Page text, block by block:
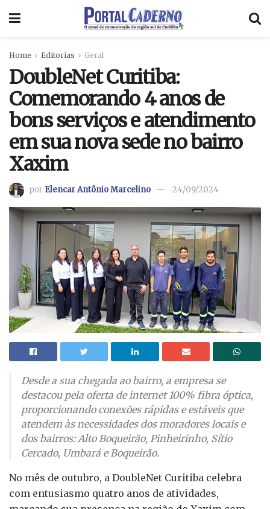
Home Editorias Geral
DoubleNet Curitiba:
Comemorando 4 anos de
bons serviços e atendimento
em sua nova sede no bairro
Xaxim
por Elencar Antônio Marcelino 24/09/2024
Desde a sua chegada ao bairro, a empresa se
destacou pela oferta de internet 100% fibra óptica,
proporcionando conexões rápidas e estáveis que
atendem às necessidades dos moradores locais e
dos bairros: Alto Boqueirão, Pinheirinho, Sítio
Cercado, Umbará e Boqueirão.
No mês de outubro, a DoubleNet Curitiba celebra
com entusiasmo quatro anos de atividades,